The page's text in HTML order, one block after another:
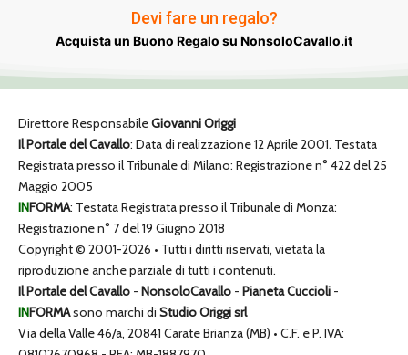
Devi fare un regalo?
Acquista un Buono Regalo su NonsoloCavallo.it
Direttore ResponsabileGiovanni Origgi
Il Portale del Cavallo: Data di realizzazione 12 Aprile 2001. Testata
Registrata presso il Tribunale di Milano: Registrazione n° 422 del 25
Maggio 2005
INFORMA: Testata Registrata presso il Tribunale di Monza:
Registrazione n° 7 del 19 Giugno 2018
Copyright © 2001-2026 • Tutti i diritti riservati, vietata la
riproduzione anche parziale di tutti i contenuti.
Il Portale del Cavallo - NonsoloCavallo - Pianeta Cuccioli -
INFORMAsono marchi di Studio Origgi srl
Via della Valle 46/a, 20841 Carate Brianza (MB) • C.F. e P. IVA: